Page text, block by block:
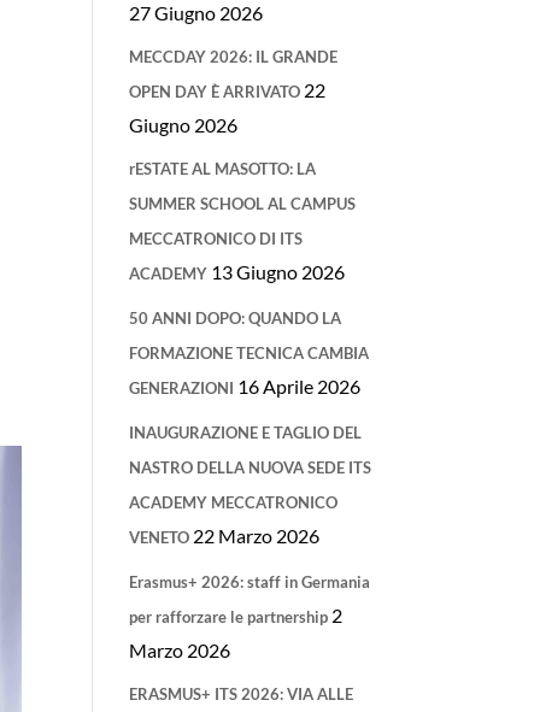
27 Giugno 2026
MECCDAY 2026: IL GRANDE
OPEN DAY È ARRIVATO 22
Giugno 2026
rESTATE AL MASOTTO: LA
SUMMER SCHOOL AL CAMPUS
MECCATRONICO DI ITS
ACADEMY 13 Giugno 2026
50 ANNI DOPO: QUANDO LA
FORMAZIONE TECNICA CAMBIA
GENERAZIONI 16 Aprile 2026
INAUGURAZIONE E TAGLIO DEL
NASTRO DELLA NUOVA SEDE ITS
ACADEMY MECCATRONICO
VENETO 22 Marzo 2026
Erasmus+ 2026: staff in Germania
per rafforzare le partnership 2
Marzo 2026
ERASMUS+ ITS 2026: VIA ALLE